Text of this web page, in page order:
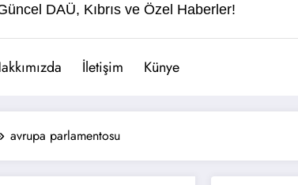
DAÜ, Kıbrıs ve Özel Haberler!
İletişim Künye
avrupa parlamentosu